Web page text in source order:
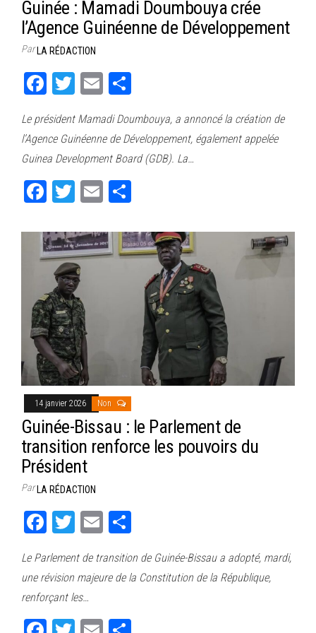
Guinée : Mamadi Doumbouya crée
l’Agence Guinéenne de Développement
ParLA RÉDACTION
Fa
bo
ok
T
tt
er
E
ail ag
er
Le président Mamadi Doumbouya, a annoncé la création de
l’Agence Guinéenne de Développement, également appelée
Guinea Development Board (GDB). La…
Fa
bo
ok
T
tt
er
E
ail ag
er
14 janvier 2026 Non
Guinée-Bissau : le Parlement de
transition renforce les pouvoirs du
Président
ParLA RÉDACTION
Fa
bo
ok
T
tt
er
E
ail ag
er
Le Parlement de transition de Guinée-Bissau a adopté, mardi,
une révision majeure de la Constitution de la République,
renforçant les…